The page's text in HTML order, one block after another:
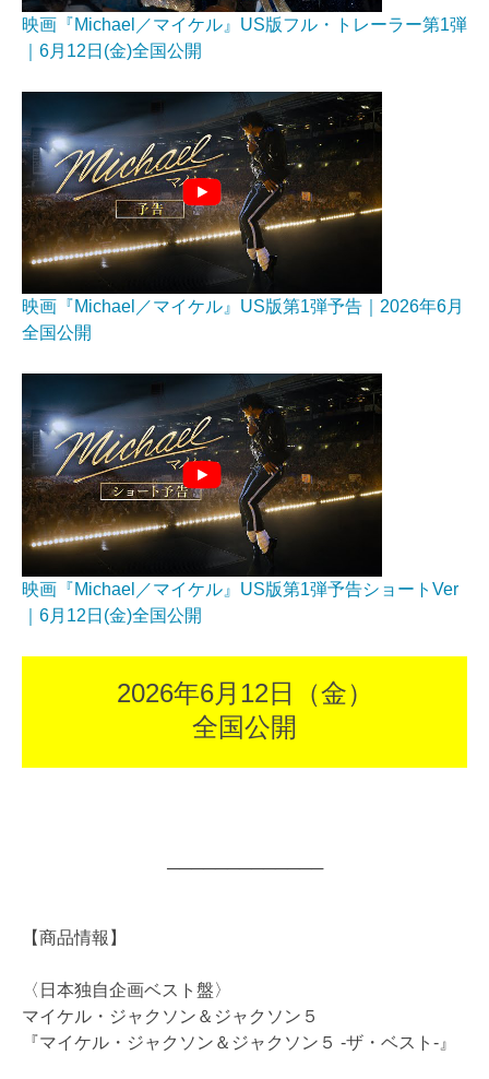
映画『Michael／マイケル』US版フル・トレーラー第1弾
｜6月12日(金)全国公開
映画『Michael／マイケル』US版第1弾予告｜2026年6月
全国公開
映画『Michael／マイケル』US版第1弾予告ショートVer
｜6月12日(金)全国公開
2026年6月12日（金）
全国公開
─────────────
【商品情報】
〈日本独自企画ベスト盤〉
マイケル・ジャクソン＆ジャクソン５
『マイケル・ジャクソン＆ジャクソン５ -ザ・ベスト-』